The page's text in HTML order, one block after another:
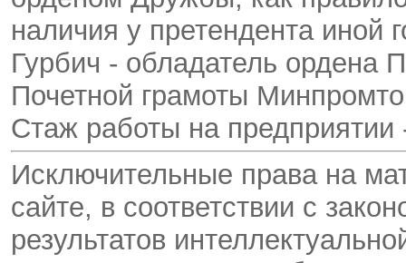
наличия у претендента иной
Гурбич - обладатель ордена
Почетной грамоты
Стаж работы на предприятии
Исключительные права на
сайте, в соответствии с
результатов